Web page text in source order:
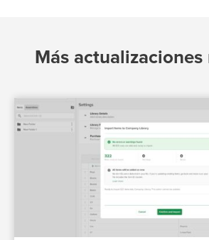
Más actualizaciones